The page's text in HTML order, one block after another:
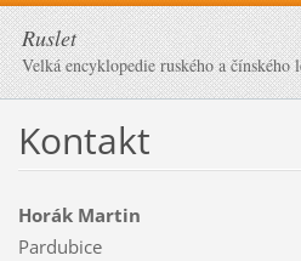
Ruslet
Velká encyklopedie ruského a čínského
Kontakt
Horák Martin
Pardubice